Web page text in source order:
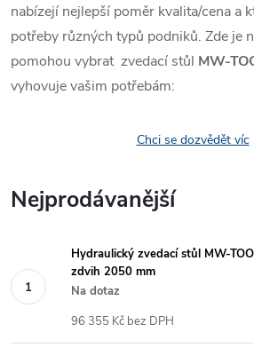
nabízejí nejlepší poměr kvalita/cena a
potřeby různých typů podniků. Zde je
pomohou vybrat zvedací stůl MW-
vyhovuje vašim potřebám:
Chci se dozvědět víc
Nejprodávanější
Hydraulický zvedací stůl MW-
zdvih 2050 mm
Na dotaz
96 355 Kč bez DPH